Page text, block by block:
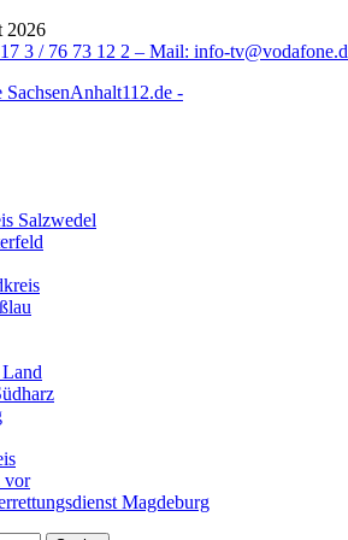
2026
3 / 76 73 12 2 – Mail: info-
SachsenAnhalt112.de -
Salzwedel
vor
Magdeburg